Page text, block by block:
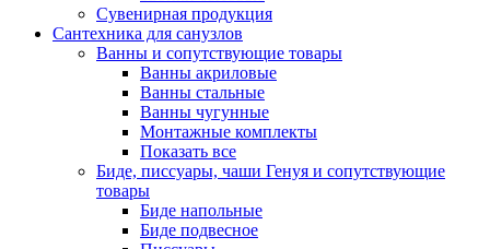
Сувенирная продукция
Сантехника для санузлов
Ванны и сопутствующие товары
Ванны акриловые
Ванны стальные
Ванны чугунные
Монтажные комплекты
Показать все
Биде, писсуары, чаши Генуя и сопутствующие
товары
Биде напольные
Биде подвесное